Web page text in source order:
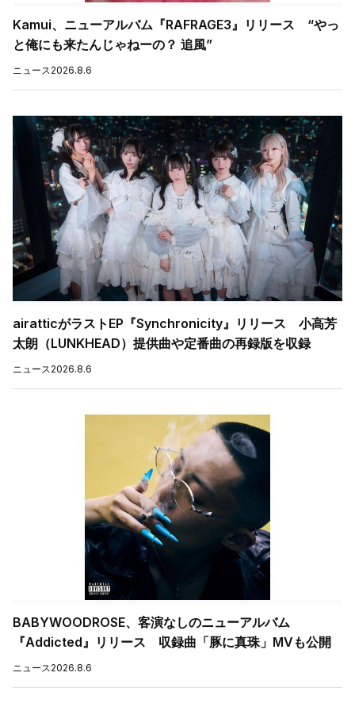
Kamui、ニューアルバム『RAFRAGE3』リリース “やっ
と俺にも来たんじゃねーの？ 追風”
ニュース2026.8.6
airatticがラストEP『Synchronicity』リリース 小高芳
太朗（LUNKHEAD）提供曲や定番曲の再録版を収録
ニュース2026.8.6
BABYWOODROSE、客演なしのニューアルバム
『Addicted』リリース 収録曲「豚に真珠」MVも公開
ニュース2026.8.6